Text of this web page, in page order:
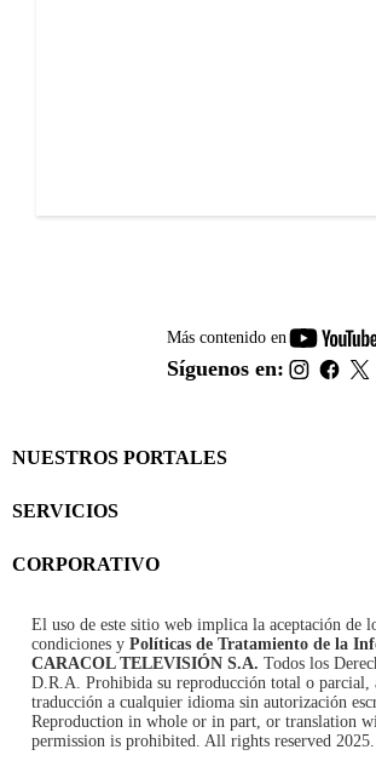
Más contenido en
Síguenos en:
NUESTROS PORTALES
SERVICIOS
CORPORATIVO
El uso de este sitio web implica la aceptación de
condiciones y Políticas de Tratamiento de la
CARACOL TELEVISIÓN S.A. Todos los
D.R.A. Prohibida su reproducción total o parcial,
traducción a cualquier idioma sin autorización
Reproduction in whole or in part, or translation
permission is prohibited. All rights reserved 2025.